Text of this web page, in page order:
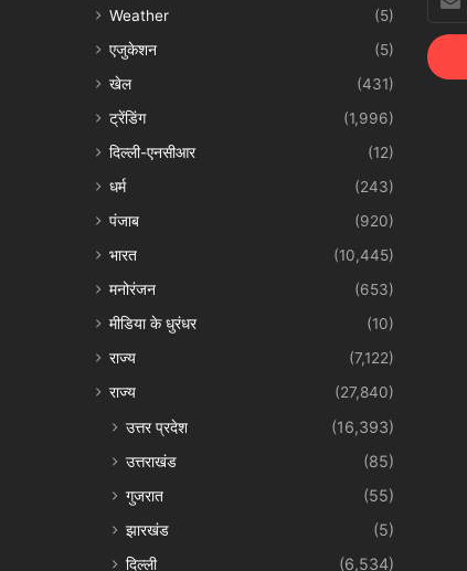
Weather
(5)
एजुकेशन
(5)
खेल
(431)
ट्रेंडिंग
(1,996)
दिल्ली-एनसीआर
(12)
धर्म
(243)
पंजाब
(920)
भारत
(10,445)
मनोरंजन
(653)
मीडिया के धुरंधर
(10)
राज्य
(7,122)
राज्य
(27,840)
उत्तर प्रदेश
(16,393)
उत्तराखंड
(85)
गुजरात
(55)
झारखंड
(5)
दिल्ली
(6,534)
your
Email